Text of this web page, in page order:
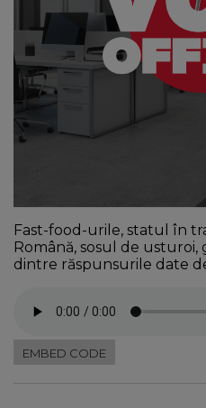
CONTUL MEU
Fast-food-urile, statul în
Română, sosul de
dintre răspunsurile date
EMBED CODE